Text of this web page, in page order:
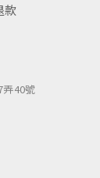
款
弄40號